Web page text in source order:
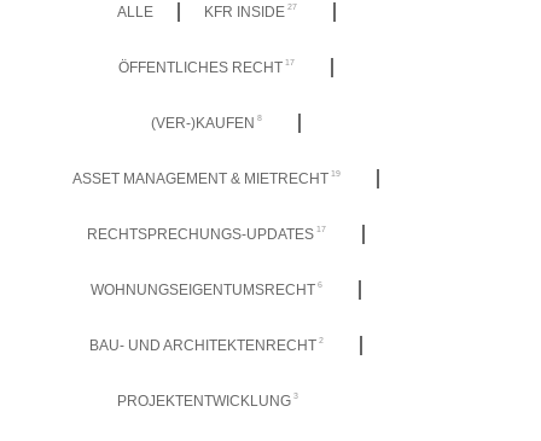
ALLE KFR INSIDE 27
ÖFFENTLICHES RECHT 17
(VER-)KAUFEN 8
ASSET MANAGEMENT & MIETRECHT 19
RECHTSPRECHUNGS-UPDATES 17
WOHNUNGSEIGENTUMSRECHT 6
BAU- UND ARCHITEKTENRECHT 2
PROJEKTENTWICKLUNG 3